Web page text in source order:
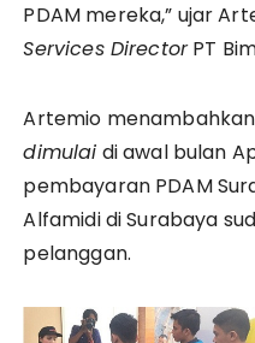
PDAM mereka,” ujar
Services DirectorPT
Artemio
dimulai di awal bulan
pembayaran PDAM
Alfamidi di Surabaya
pelanggan.